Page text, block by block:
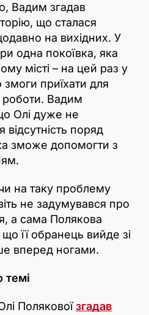
Вадим згадав
що сталася
на вихідних. У
одна покоївка, яка
місті – на цей раз у
змоги приїхати для
роботи. Вадим
Олі дуже не
відсутність поряд
зможе допомогти з
на таку проблему
не задумувався про
а сама Полякова
її обранець вийде зі
вперед ногами.
темі
Поляковоїзгадав